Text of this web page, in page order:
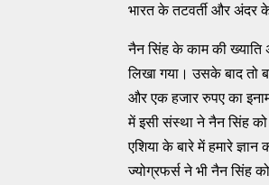
भारत के तटवर्ती और अंदर के
नैन सिंह के काम की
लिखा गया। उसके बाद तो
और एक हजार रुपए का
में इसी संस्था ने नैन सिंह को
एशिया के बारे में हमारे
ज्योग्रफर्स ने भी नैन सिंह